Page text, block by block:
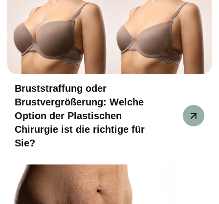
Bruststraffung oder
Brustvergrößerung: Welche
Option der Plastischen
Chirurgie ist die richtige für
Sie?